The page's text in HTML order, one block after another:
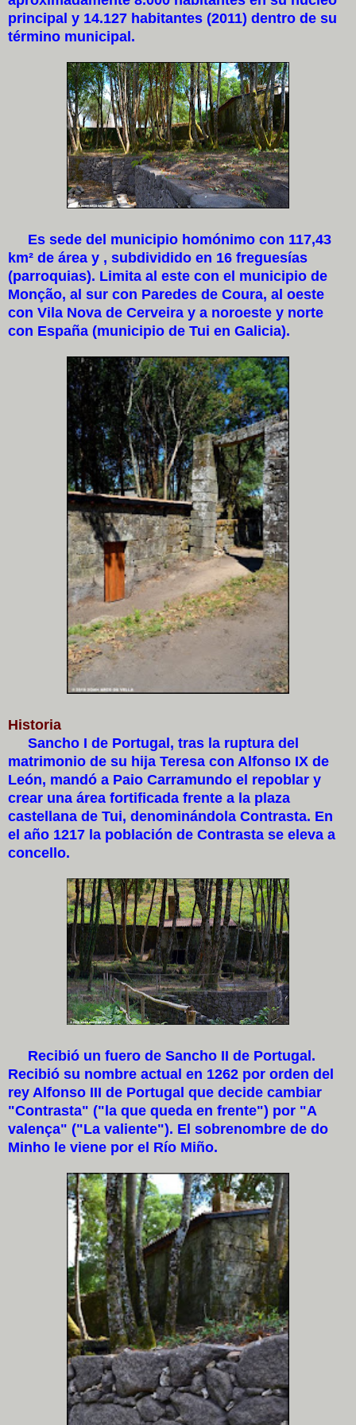
principal y 14.127 habitantes (2011) dentro de su
término municipal.
Es sede del municipio homónimo con 117,43
km² de área y , subdividido en 16 freguesías
(parroquias). Limita al este con el municipio de
Monção, al sur con Paredes de Coura, al oeste
con Vila Nova de Cerveira y a noroeste y norte
con España (municipio de Tui en Galicia).
Historia
Sancho I de Portugal, tras la ruptura del
matrimonio de su hija Teresa con Alfonso IX de
León, mandó a Paio Carramundo el repoblar y
crear una área fortificada frente a la plaza
castellana de Tui, denominándola Contrasta. En
el año 1217 la población de Contrasta se eleva a
concello.
Recibió un fuero de Sancho II de Portugal.
Recibió su nombre actual en 1262 por orden del
rey Alfonso III de Portugal que decide cambiar
"Contrasta" ("la que queda en frente") por "A
valença" ("La valiente"). El sobrenombre de do
Minho le viene por el Río Miño.